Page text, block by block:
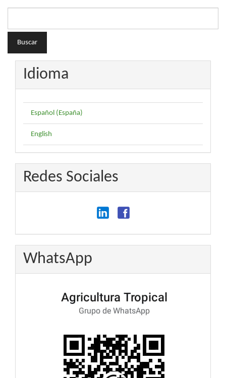
Buscar
Idioma
Español (España)
English
Redes Sociales
WhatsApp